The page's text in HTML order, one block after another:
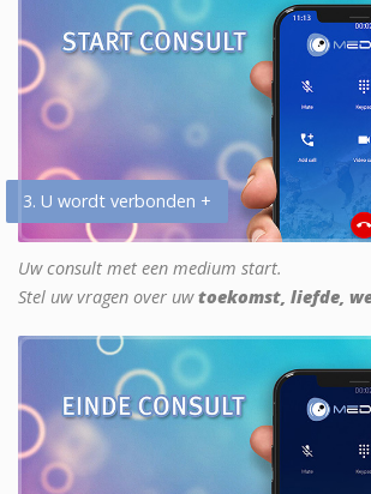
3. U wordt verbonden +
Uw consult met een medium start.
Stel uw vragen over uwtoekomst, liefde,